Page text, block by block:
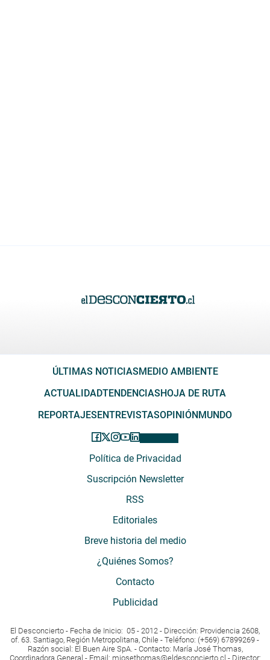
ÚLTIMAS NOTICIASMEDIO AMBIENTE
ACTUALIDADTENDENCIASHOJA DE RUTA
REPORTAJESENTREVISTASOPINIÓNMUNDO
Política de Privacidad
Suscripción Newsletter
RSS
Editoriales
Breve historia del medio
¿Quiénes Somos?
Contacto
Publicidad
El Desconcierto - Fecha de Inicio: 05 - 2012 - Dirección: Providencia 2608,
of. 63. Santiago, Región Metropolitana, Chile - Teléfono: (+569) 67899269 -
Razón social: El Buen Aire SpA. - Contacto: María José Thomas,
Coordinadora General - Email: mjosethomas@eldesconcierto.cl - Director: